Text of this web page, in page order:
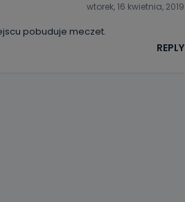
wtorek, 16 kwietnia, 2019
pobuduje meczet.
REPLY